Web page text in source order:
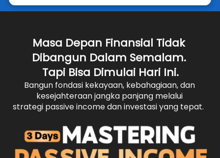
Masa Depan Finansial Tidak
Dibangun Dalam Semalam.
Tapi Bisa Dimulai Hari Ini.
Bangun fondasi kekayaan, kebahagiaan, dan
kesejahteraan jangka panjang melalui
strategi passive income dan investasi yang tepat.